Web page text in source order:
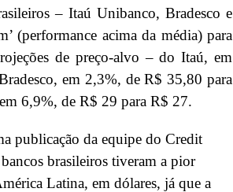
– Itaú Unibanco, Bradesco e
(performance acima da média) para
de preço-alvo – do Itaú, em
em 2,3%, de R$ 35,80 para
6,9%, de R$ 29 para R$ 27.
publicação da equipe do Credit
brasileiros tiveram a pior
Latina, em dólares, já que a